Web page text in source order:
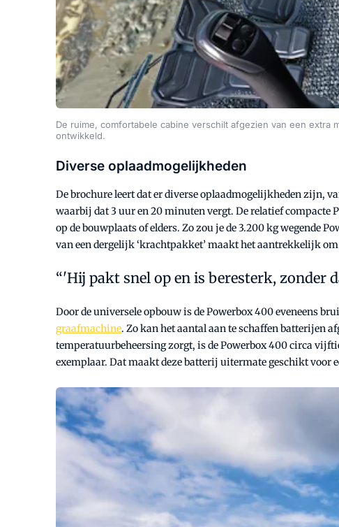
De ruime, comfortabele cabine verschilt afgezien van een
ontwikkeld.
Diverse oplaadmogelijkheden
De brochure leert dat er diverse oplaadmogelijkheden zijn,
waarbij dat 3 uur en 20 minuten vergt. De relatief compacte
op de bouwplaats of elders. Zo zou je de 3.200 kg wegende
van een dergelijk ‘krachtpakket’ maakt het aantrekkelijk
'Hij pakt snel op en is beresterk, zonder
Door de universele opbouw is de Powerbox 400 eveneens
graafmachine. Zo kan het aantal aan te schaffen batterijen
temperatuurbeheersing zorgt, is de Powerbox 400 circa
exemplaar. Dat maakt deze batterij uitermate geschikt voor